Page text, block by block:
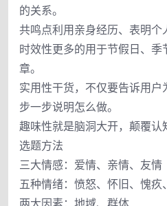
的关系。
共鸣点利用亲身经历、表明个
时效性更多的用于节假日、
章。
实用性干货，不仅要告诉用
步一步说明怎么做。
趣味性就是脑洞大开，颠覆认
选题方法
三大情感：爱情、亲情、友情
五种情绪：愤怒、怀旧、愧疚